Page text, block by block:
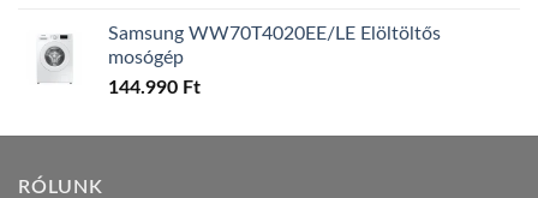
Samsung WW70T4020EE/LE Elöltöltős
mosógép
144.990 Ft
RÓLUNK